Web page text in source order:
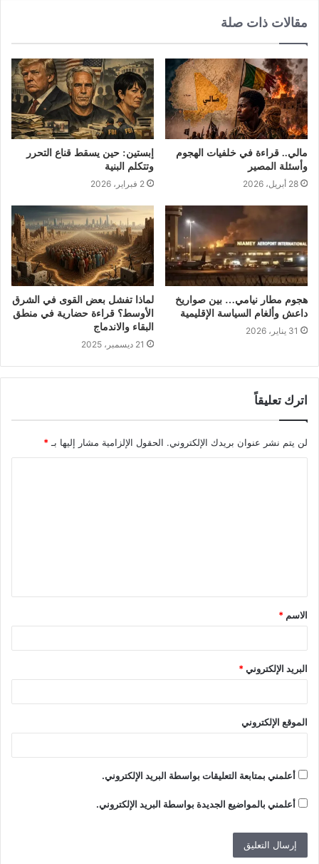
مقالات ذات صلة
مالي.. قراءة في خلفيات الهجوم
وأسئلة المصير
28 أبريل، 2026
إبستين: حين يسقط قناع التحرر
وتتكلم البنية
2 فبراير، 2026
هجوم مطار نيامي… بين صواريخ
داعش وألغام السياسة الإقليمية
31 يناير، 2026
لماذا تفشل بعض القوى في الشرق
الأوسط؟ قراءة حضارية في منطق
البقاء والاندماج
21 ديسمبر، 2025
اترك تعليقاً
لن يتم نشر عنوان بريدك الإلكتروني. الحقول الإلزامية مشار إليها بـ *
ق
*
الاسم *
البريد الإلكتروني*
الموقع الإلكتروني
أعلمني بمتابعة التعليقات بواسطة البريد الإلكتروني.
أعلمني بالمواضيع الجديدة بواسطة البريد الإلكتروني.